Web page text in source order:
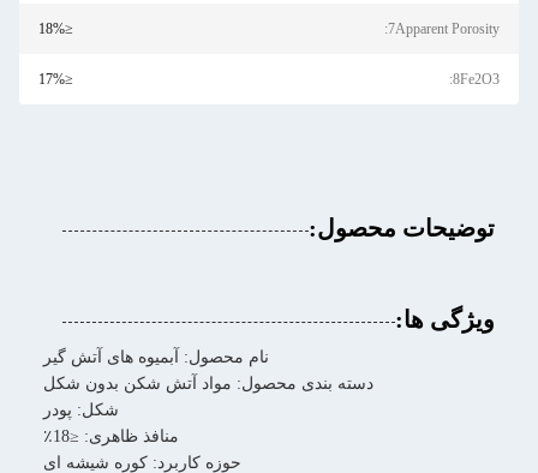
7Apparent Porosity:
≤18%
8Fe2O3:
≤17%
توضیحات محصول:
ویژگی ها:
نام محصول: آبمیوه های آتش گیر
دسته بندی محصول: مواد آتش شکن بدون شکل
شکل: پودر
منافذ ظاهری: ≤18٪
حوزه کاربرد: کوره شیشه ای